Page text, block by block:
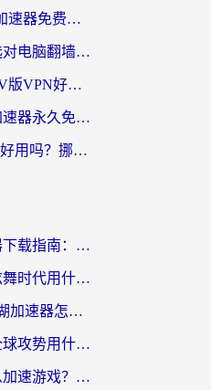
海外党必看：gecko加速器免费试用？教你选对回国加速器，无缝刷国内剧玩游戏
海外党必看：如何选对电脑翻墙回国软件，轻松解锁国内资源？
海外党纠结？快帆TV版VPN好用吗？和扇贝手游VPN对比哪个回国效果更好？
海外党必看：免费加速器永久免费真的存在吗？教你选对回国加速器无缝刷国内资源
ChickCN和夏时国际好用吗？挪威留学生亲测3款回国加速器，附穿梭和加速喵对比指南
热血传奇回国加速器下载指南：海外玩家如何流畅砍怪不卡顿？
海外党必看：国外炫舞时代用什么加速器比较好？解决延迟卡顿的终极方案
美国玩剑网3指尖江湖加速器怎么选？海外党亲测避坑指南
境外玩反恐精英：全球攻势用什么加速器？2026海外玩家亲测实用指南
少女前线在国外怎么加速游戏？海外玩家必看的国服游戏畅玩指南